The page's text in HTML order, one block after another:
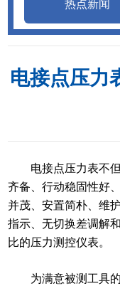
热点新闻
电接点压力
电接点压力表不
齐备、行动稳固性好
并茂、安置简朴、维
指示、无切换差调解
比的压力测控仪表。
为满意被测工具的